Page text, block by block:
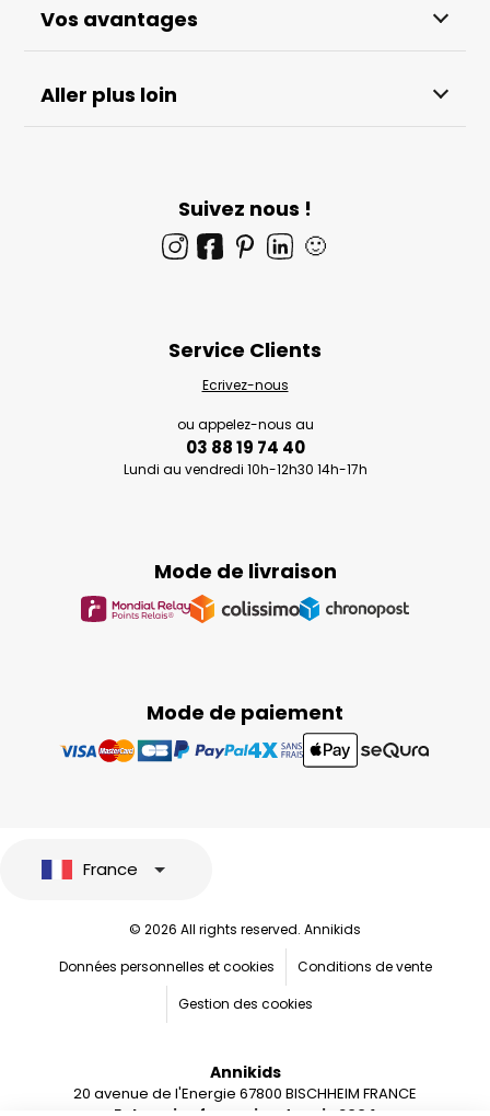
Vos avantages
Aller plus loin
Suivez nous !
🙂
Mode de paiement
Mode de livraison
Service Clients
Ecrivez-nous
ou appelez-nous au
03 88 19 74 40
Lundi au vendredi 10h-12h30 14h-17h
France
© 2026 All rights reserved. Annikids
Données personnelles et cookies
Conditions de vente
Gestion des cookies
Annikids
20 avenue de l'Energie 67800 BISCHHEIM FRANCE